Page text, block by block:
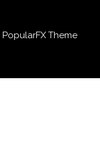
PopularFX Theme